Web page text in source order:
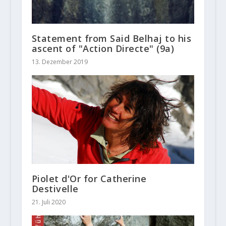
Statement from Said Belhaj to his
ascent of "Action Directe" (9a)
13. Dezember 2019
Piolet d'Or for Catherine
Destivelle
21. Juli 2020